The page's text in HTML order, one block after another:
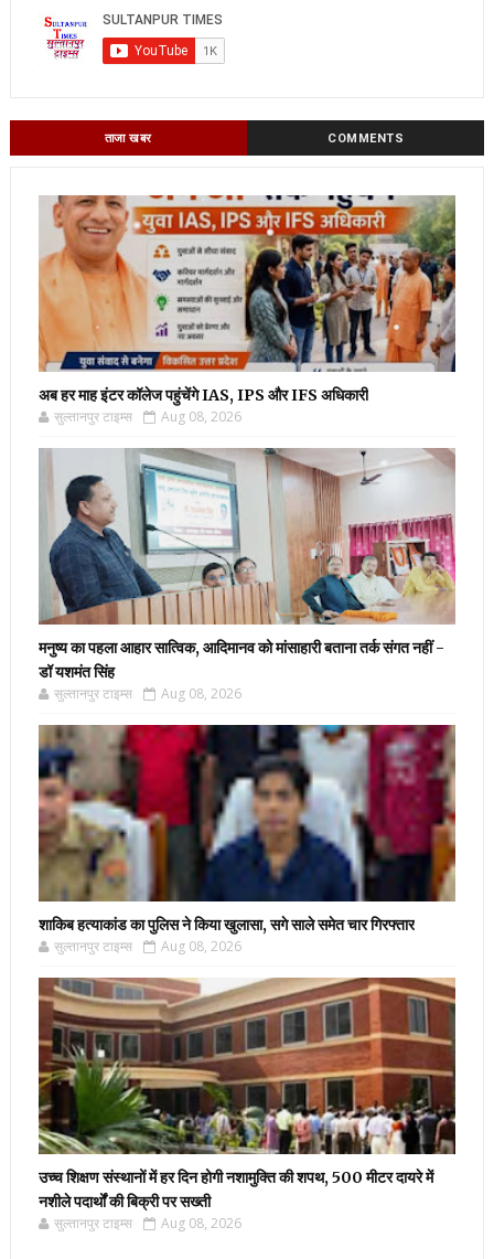
ताजा खबर COMMENTS
अब हर माह इंटर कॉलेज पहुंचेंगे IAS, IPS और IFS अधिकारी
सुल्तानपुर टाइम्स Aug 08, 2026
मनुष्य का पहला आहार सात्विक, आदिमानव को मांसाहारी बताना तर्क संगत नहीं -
डॉ यशमंत सिंह
सुल्तानपुर टाइम्स Aug 08, 2026
शाकिब हत्याकांड का पुलिस ने किया खुलासा, सगे साले समेत चार गिरफ्तार
सुल्तानपुर टाइम्स Aug 08, 2026
उच्च शिक्षण संस्थानों में हर दिन होगी नशामुक्ति की शपथ, 500 मीटर दायरे में
नशीले पदार्थों की बिक्री पर सख्ती
सुल्तानपुर टाइम्स Aug 08, 2026